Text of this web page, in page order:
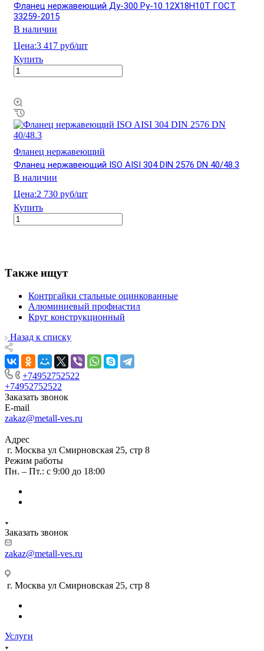
Фланец нержавеющий Ду-300 Ру-10 12Х18Н10Т ГОСТ
33259-2015
В наличии
Цена:3 417 руб/шт
Купить
Фланец нержавеющий
Фланец нержавеющий ISO AISI 304 DIN 2576 DN 40/48.3
В наличии
Цена:2 730 руб/шт
Купить
Также ищут
Контргайки стальные оцинкованные
Алюминиевый профнастил
Круг конструкционный
Назад к списку
+74952752522
+74952752522
Заказать звонок
E-mail
zakaz@metall-ves.ru
Адрес
г. Москва ул Смирновская 25, стр 8
Режим работы
Пн. – Пт.: с 9:00 до 18:00
Заказать звонок
zakaz@metall-ves.ru
г. Москва ул Смирновская 25, стр 8
Услуги